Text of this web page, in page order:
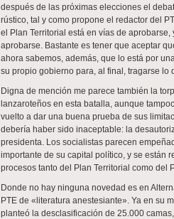
después de las próximas elecciones el
rústico, tal y como propone el redactor del
el Plan Territorial está en vías de
aprobarse. Bastante es tener que aceptar
ahora sabemos, además, que lo está por
su propio gobierno para, al final, tragarse lo
Digna de mención me parece también la
lanzaroteños en esta batalla, aunque
vuelto a dar una buena prueba de sus
debería haber sido inaceptable: la
presidenta. Los socialistas parecen
importante de su capital político, y se están
procesos tanto del Plan Territorial como del
Donde no hay ninguna novedad es en
PTE de «literatura anestesiante». Ya en su
planteó la desclasificación de 25.000